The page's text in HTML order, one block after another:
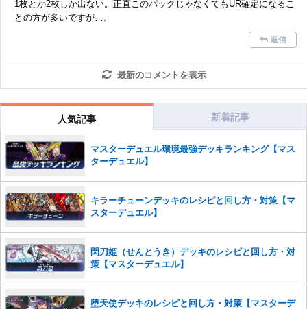
1枚とか2枚しか出ない。正直このパックじゃなくてもUR確定になるこ
との方が多いですが…。
返信
最新のコメントを表示
人気記事 新着記事
マスターデュエル環境最強デッキランキング【マス
ターデュエル】
キラーチューンデッキのレシピと回し方・対策【マ
スターデュエル】
閃刀姫（せんとうき）デッキのレシピと回し方・対
策【マスターデュエル】
堕天使デッキのレシピと回し方・対策【マスターデ